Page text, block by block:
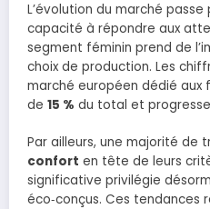
L’évolution du marché
capacité à répondre aux
segment féminin prend de
choix de production. Les
marché européen dédié aux
de 15 % du total et
Par ailleurs, une majorité de
confort en tête de leurs
significative privilégie
éco‑conçus. Ces tendances